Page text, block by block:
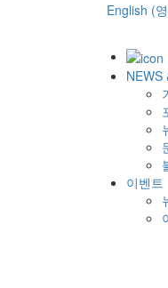
English (
NEWS
이벤트